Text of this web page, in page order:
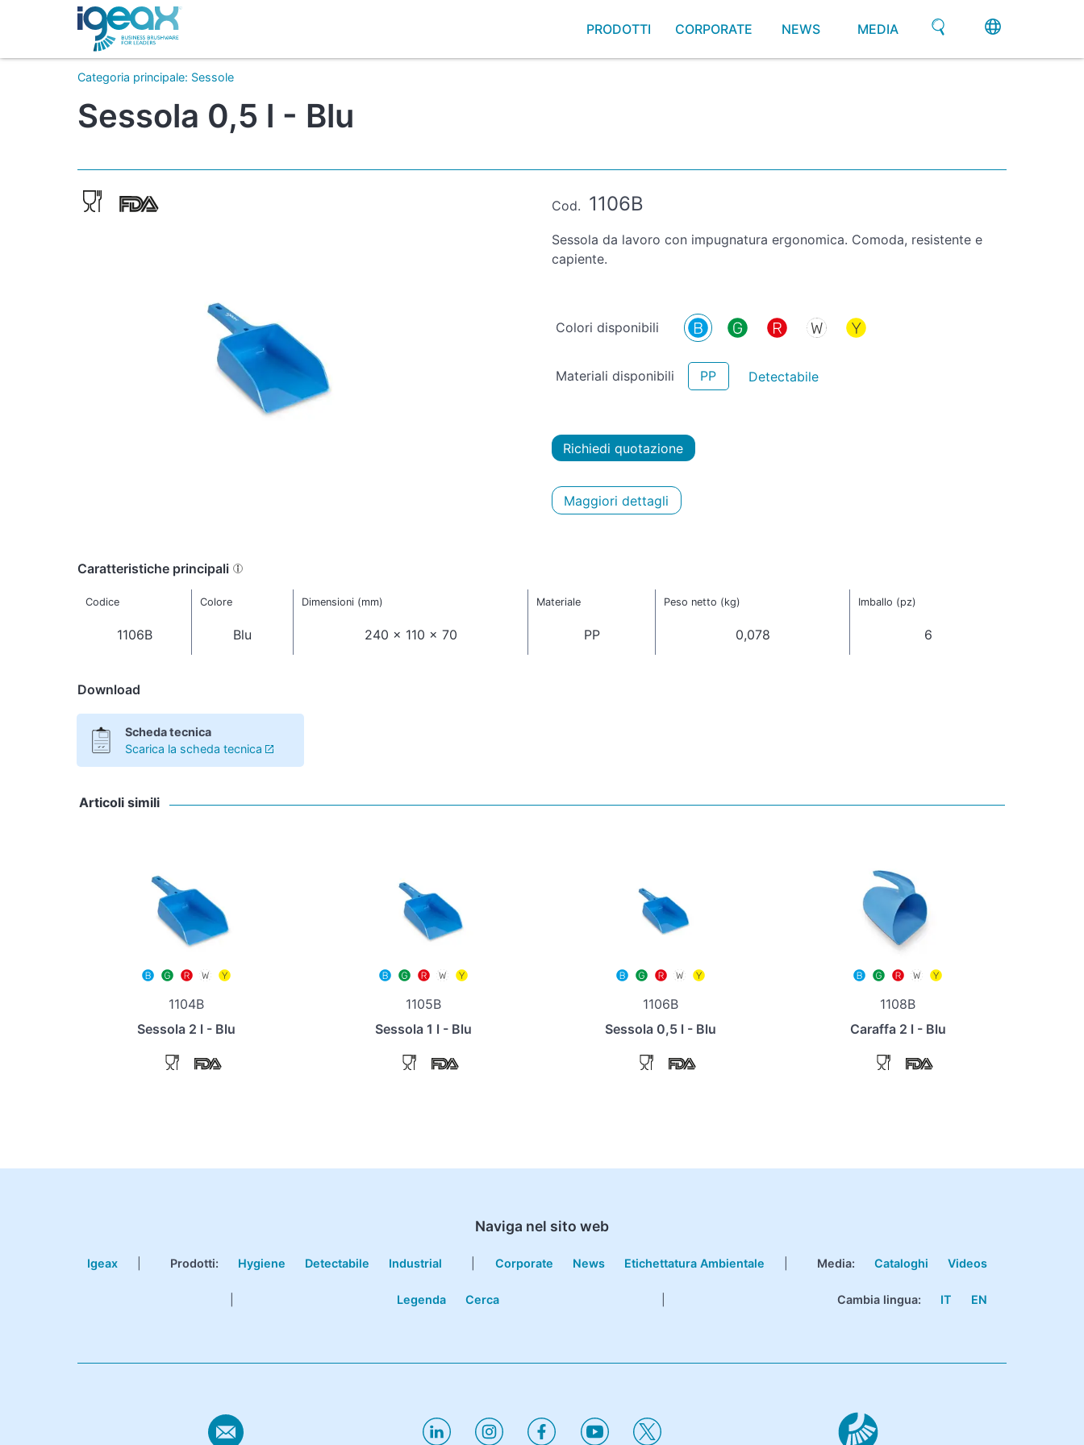
PRODOTTI CORPORATE NEWS MEDIA
Categoria principale: Sessole
Sessola 0,5 l - Blu
Cod. 1106B
Sessola da lavoro con impugnatura ergonomica. Comoda, resistente e
capiente.
Colori disponibili
Materiali disponibili PP Detectabile
Richiedi quotazione
Maggiori dettagli
Caratteristiche principali
Codice Colore Dimensioni (mm) Materiale Peso netto (kg) Imballo (pz)
1106B Blu 240 x 110 x 70 PP 0,078 6
Download
Scheda tecnica
Scarica la scheda tecnica
Articoli simili
1104B
Sessola 2 l - Blu
1105B
Sessola 1 l - Blu
1106B
Sessola 0,5 l - Blu
1108B
Caraffa 2 l - Blu
Naviga nel sito web
Igeax Prodotti: Hygiene Detectabile Industrial Corporate News Etichettatura Ambientale Media: Cataloghi Videos
Legenda Cerca Cambia lingua: IT EN